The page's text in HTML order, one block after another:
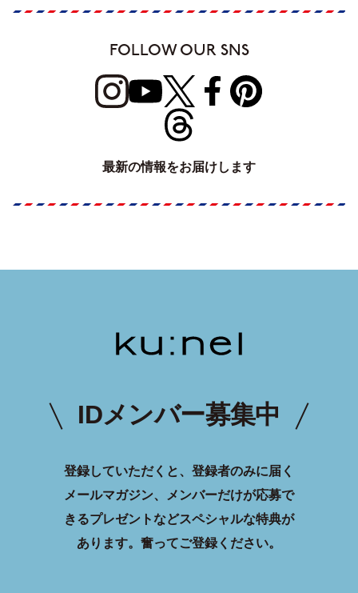
FOLLOW OUR SNS
最新の情報をお届けします
IDメンバー募集中
登録していただくと、登録者のみに届く
メールマガジン、メンバーだけが応募で
きるプレゼントなどスペシャルな特典が
あります。 奮ってご登録ください。